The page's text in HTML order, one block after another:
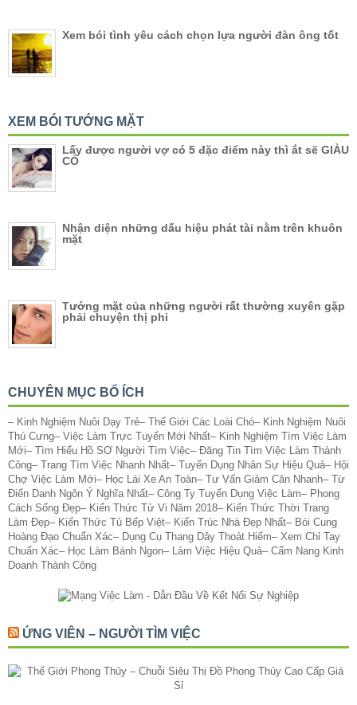
Xem bói tình yêu cách chọn lựa người đàn ông tốt
XEM BÓI TƯỚNG MẶT
Lấy được người vợ có 5 đặc điểm này thì ắt sẽ GIÀU
CÓ
Nhận diện những dấu hiệu phát tài nằm trên khuôn
mặt
Tướng mặt của những người rất thường xuyên gặp
phải chuyện thị phi
CHUYÊN MỤC BỔ ÍCH
– Kinh Nghiệm Nuôi Dạy Trẻ– Thế Giới Các Loài Chó– Kinh Nghiệm Nuôi
Thú Cưng– Việc Làm Trực Tuyến Mới Nhất– Kinh Nghiệm Tìm Việc Làm
Mới– Tìm Hiểu Hồ SƠ Người Tìm Việc– Đăng Tin Tìm Việc Làm Thành
Công– Trang Tìm Việc Nhanh Nhất– Tuyển Dụng Nhân Sự Hiệu Quả– Hội
Chợ Việc Làm Mới– Học Lái Xe An Toàn– Tư Vấn Giảm Cân Nhanh– Từ
Điển Danh Ngôn Ý Nghĩa Nhất– Công Ty Tuyển Dụng Việc Làm– Phong
Cách Sống Đẹp– Kiến Thức Tử Vi Năm 2018– Kiến Thức Thời Trang
Làm Đẹp– Kiến Thức Tủ Bếp Việt– Kiến Trúc Nhà Đẹp Nhất– Bói Cung
Hoàng Đạo Chuẩn Xác– Dụng Cụ Thang Dây Thoát Hiểm– Xem Chỉ Tay
Chuẩn Xác– Học Làm Bánh Ngon– Làm Việc Hiệu Quả– Cẩm Nang Kinh
Doanh Thành Công
ỨNG VIÊN – NGƯỜI TÌM VIỆC